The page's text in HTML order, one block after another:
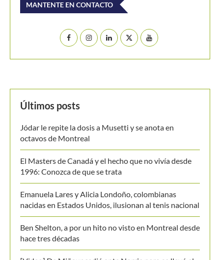
MANTENTE EN CONTACTO
Últimos posts